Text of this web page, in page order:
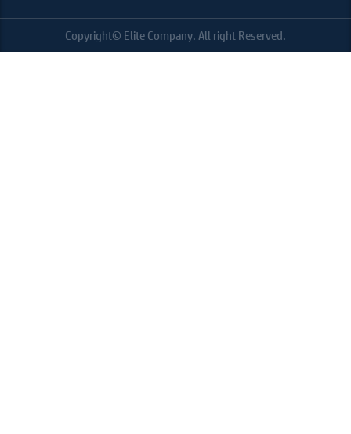
Copyright© Elite Company. All right Reserved.